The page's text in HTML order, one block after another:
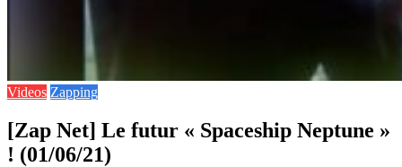
Videos Zapping
[Zap Net] Le futur « Spaceship Neptune »
! (01/06/21)